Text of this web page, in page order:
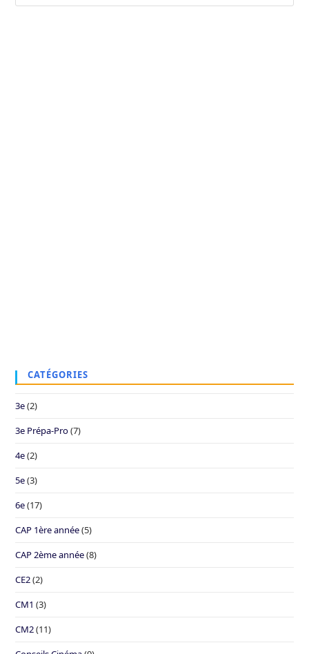
CATÉGORIES
3e(2)
3e Prépa-Pro(7)
4e(2)
5e(3)
6e(17)
CAP 1ère année(5)
CAP 2ème année(8)
CE2(2)
CM1 (3)
CM2(11)